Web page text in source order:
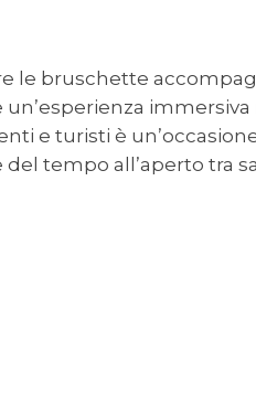
le bruschette
immersiva
e turisti è
tempo all’aperto tra